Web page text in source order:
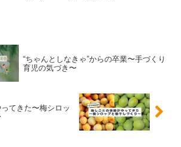
“ちゃんとしなきゃ”からの卒業〜手づくり
育児の気づき〜
てきた〜梅シロッ